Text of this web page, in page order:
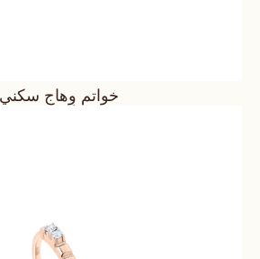
خواتم وِهاج سكني